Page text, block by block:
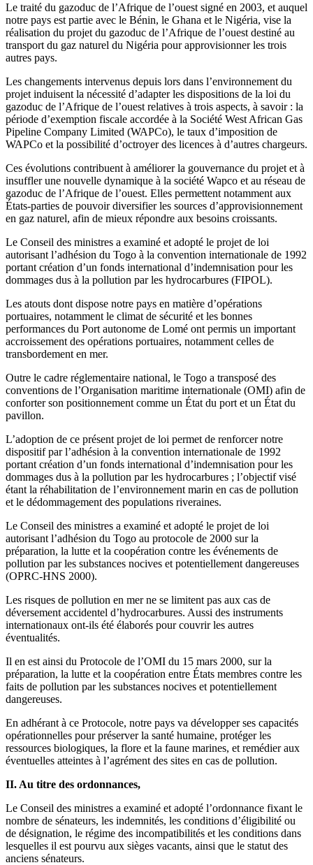
Le traité du gazoduc de l’Afrique de l’ouest signé en 2003, et auquel
notre pays est partie avec le Bénin, le Ghana et le Nigéria, vise la
réalisation du projet du gazoduc de l’Afrique de l’ouest destiné au
transport du gaz naturel du Nigéria pour approvisionner les trois
autres pays.
Les changements intervenus depuis lors dans l’environnement du
projet induisent la nécessité d’adapter les dispositions de la loi du
gazoduc de l’Afrique de l’ouest relatives à trois aspects, à savoir : la
période d’exemption fiscale accordée à la Société West African Gas
Pipeline Company Limited (WAPCo), le taux d’imposition de
WAPCo et la possibilité d’octroyer des licences à d’autres chargeurs.
Ces évolutions contribuent à améliorer la gouvernance du projet et à
insuffler une nouvelle dynamique à la société Wapco et au réseau de
gazoduc de l’Afrique de l’ouest. Elles permettent notamment aux
États-parties de pouvoir diversifier les sources d’approvisionnement
en gaz naturel, afin de mieux répondre aux besoins croissants.
Le Conseil des ministres a examiné et adopté le projet de loi
autorisant l’adhésion du Togo à la convention internationale de 1992
portant création d’un fonds international d’indemnisation pour les
dommages dus à la pollution par les hydrocarbures (FIPOL).
Les atouts dont dispose notre pays en matière d’opérations
portuaires, notamment le climat de sécurité et les bonnes
performances du Port autonome de Lomé ont permis un important
accroissement des opérations portuaires, notamment celles de
transbordement en mer.
Outre le cadre réglementaire national, le Togo a transposé des
conventions de l’Organisation maritime internationale (OMI) afin de
conforter son positionnement comme un État du port et un État du
pavillon.
L’adoption de ce présent projet de loi permet de renforcer notre
dispositif par l’adhésion à la convention internationale de 1992
portant création d’un fonds international d’indemnisation pour les
dommages dus à la pollution par les hydrocarbures ; l’objectif visé
étant la réhabilitation de l’environnement marin en cas de pollution
et le dédommagement des populations riveraines.
Le Conseil des ministres a examiné et adopté le projet de loi
autorisant l’adhésion du Togo au protocole de 2000 sur la
préparation, la lutte et la coopération contre les événements de
pollution par les substances nocives et potentiellement dangereuses
(OPRC-HNS 2000).
Les risques de pollution en mer ne se limitent pas aux cas de
déversement accidentel d’hydrocarbures. Aussi des instruments
internationaux ont-ils été élaborés pour couvrir les autres
éventualités.
Il en est ainsi du Protocole de l’OMI du 15 mars 2000, sur la
préparation, la lutte et la coopération entre États membres contre les
faits de pollution par les substances nocives et potentiellement
dangereuses.
En adhérant à ce Protocole, notre pays va développer ses capacités
opérationnelles pour préserver la santé humaine, protéger les
ressources biologiques, la flore et la faune marines, et remédier aux
éventuelles atteintes à l’agrément des sites en cas de pollution.
II. Au titre des ordonnances,
Le Conseil des ministres a examiné et adopté l’ordonnance fixant le
nombre de sénateurs, les indemnités, les conditions d’éligibilité ou
de désignation, le régime des incompatibilités et les conditions dans
lesquelles il est pourvu aux sièges vacants, ainsi que le statut des
anciens sénateurs.